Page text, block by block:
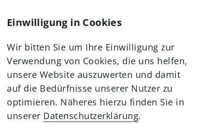
Einwilligung in Cookies
Wir bitten Sie um Ihre Einwilligung zur
Verwendung von Cookies, die uns helfen,
unsere Website auszuwerten und damit
auf die Bedürfnisse unserer Nutzer zu
optimieren. Näheres hierzu finden Sie in
unserer Datenschutzerklärung.